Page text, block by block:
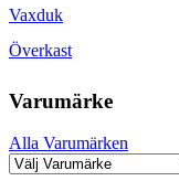
Vaxduk
Överkast
Varumärke
Alla Varumärken